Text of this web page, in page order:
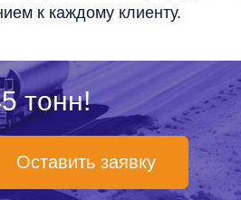
к каждому клиенту.
тонн!
Оставить заявку